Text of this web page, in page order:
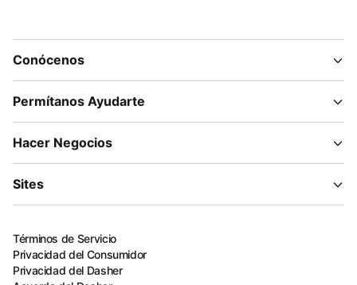
Conócenos
Permítanos Ayudarte
Hacer Negocios
Sites
Términos de Servicio
Privacidad del Consumidor
Privacidad del Dasher